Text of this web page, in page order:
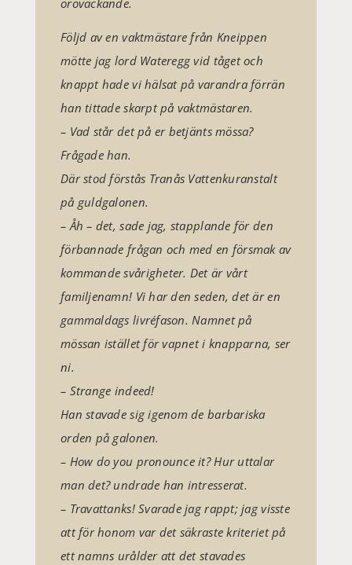
oroväckande.
Följd av en vaktmästare från Kneippen
mötte jag lord Wateregg vid tåget och
knappt hade vi hälsat på varandra förrän
han tittade skarpt på vaktmästaren.
– Vad står det på er betjänts mössa?
Frågade han.
Där stod förstås Tranås Vattenkuranstalt
på guldgalonen.
– Åh – det, sade jag, stapplande för den
förbannade frågan och med en försmak av
kommande svårigheter. Det är vårt
familjenamn! Vi har den seden, det är en
gammaldags livréfason. Namnet på
mössan istället för vapnet i knapparna, ser
ni.
– Strange indeed!
Han stavade sig igenom de barbariska
orden på galonen.
– How do you pronounce it? Hur uttalar
man det? undrade han intresserat.
– Travattanks! Svarade jag rappt; jag visste
att för honom var det säkraste kriteriet på
ett namns urålder att det stavades